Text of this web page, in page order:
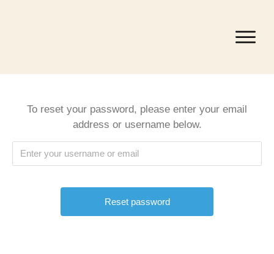
To reset your password, please enter your email
address or username below.